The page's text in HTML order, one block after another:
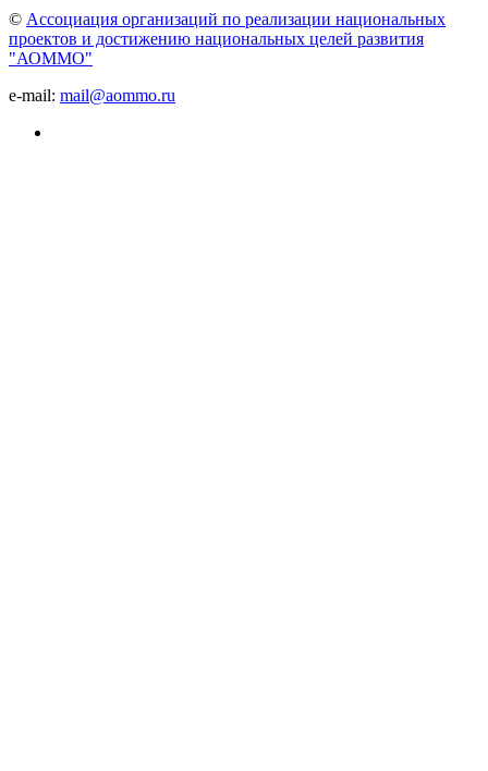
© Ассоциация организаций по реализации национальных
проектов и достижению национальных целей развития
"АОММО"
e-mail: mail@aommo.ru